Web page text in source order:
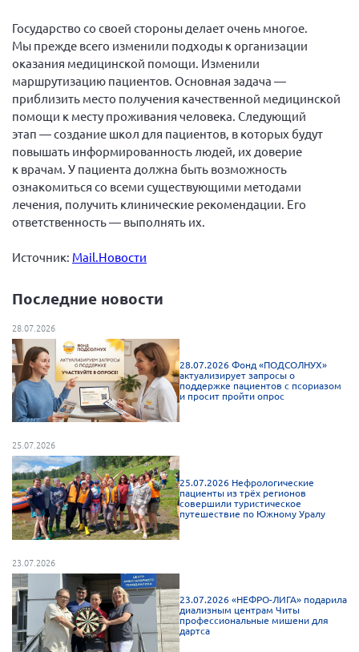
Письма и официальные ответы
Нормативно-правовые документы
Методическая литература для НКО
Публичные отчеты
Исследования, аналитика, мнения
Всероссийская онлайн конференция
"Рассеянный склероз. XX лет работы
ОООИБРС" (25-29.08.2020)
Всероссийская конференция-тренинг
"Рассеянный склероз: новые реалии" (26-
Общероссийская РС
Алтайский край
Архангельская область
Брянская область
Владимирская область
Волгоградская область
Воронежская область
Ивановская область
Калининградская область
Кемеровская область
Кировская область
Краснодарский край
Красноярский край
Государство со своей стороны делает очень многое.
Мы прежде всего изменили подходы к организации
оказания медицинской помощи. Изменили
маршрутизацию пациентов. Основная задача —
приблизить место получения качественной медицинской
помощи к месту проживания человека. Следующий
этап — создание школ для пациентов, в которых будут
повышать информированность людей, их доверие
к врачам. У пациента должна быть возможность
ознакомиться со всеми существующими методами
лечения, получить клинические рекомендации. Его
ответственность — выполнять их.
Источник: Mail.Новости
Последние новости
28.07.2026
28.07.2026 Фонд «ПОДСОЛНУХ»
актуализирует запросы о
поддержке пациентов с псориазом
и просит пройти опрос
25.07.2026
25.07.2026 Нефрологические
пациенты из трёх регионов
совершили туристическое
путешествие по Южному Уралу
23.07.2026
23.07.2026 «НЕФРО-ЛИГА» подарила
диализным центрам Читы
профессиональные мишени для
дартса